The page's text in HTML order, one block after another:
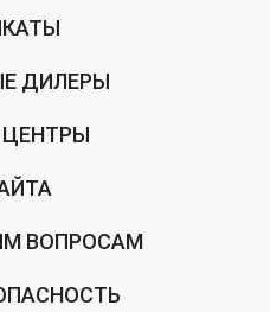
ДИЛЕРЫ
ВОПРОСАМ